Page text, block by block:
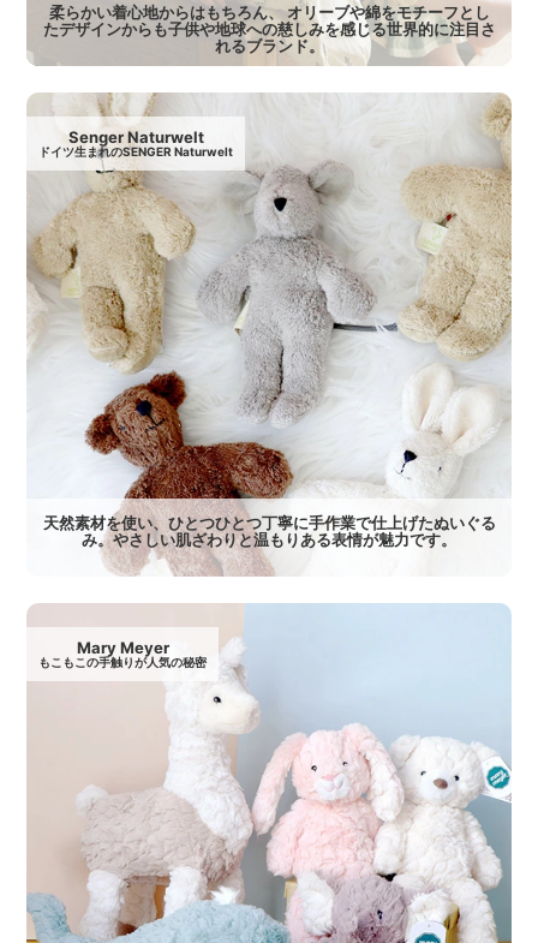
柔らかい着心地からはもちろん、 オリーブや綿をモチーフとし
たデザインからも子供や地球への慈しみを感じる世界的に注目さ
れるブランド。
Senger Naturwelt
ドイツ生まれのSENGER Naturwelt
天然素材を使い、ひとつひとつ丁寧に手作業で仕上げたぬいぐる
み。やさしい肌ざわりと温もりある表情が魅力です。
Mary Meyer
もこもこの手触りが人気の秘密